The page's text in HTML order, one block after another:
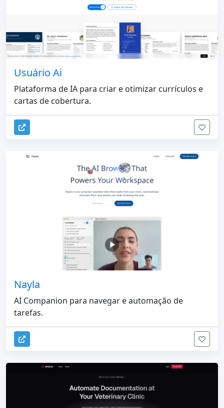
Usuário Ai
Plataforma de IA para criar e otimizar currículos e
cartas de cobertura.
Nayla
AI Companion para navegar e automação de
tarefas.